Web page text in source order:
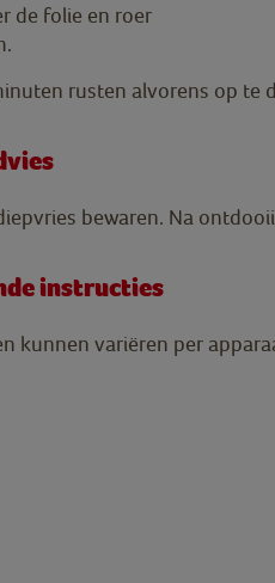
de folie en roer
rusten alvorens op te
bewaren. Na
instructies
kunnen variëren per